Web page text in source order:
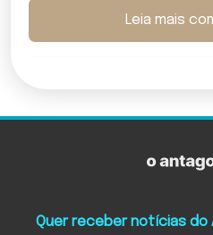
Leia mais
Quer receber notícias do